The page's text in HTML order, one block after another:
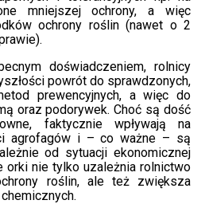
mniejszej ochrony, a więc
ochrony roślin (nawet o 2
doświadczeniem, rolnicy
powrót do sprawdzonych,
prewencyjnych, a więc do
oraz podorywek. Choć są dość
faktycznie wpływają na
agrofagów i – co ważne – są
od sytuacji ekonomicznej
orki nie tylko uzależnia rolnictwo
roślin, ale też zwiększa